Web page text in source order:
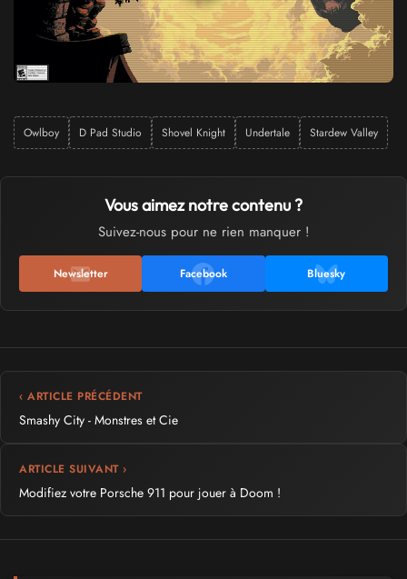
Owlboy D Pad Studio Shovel Knight Undertale Stardew Valley
Vous aimez notre contenu ?
Suivez-nous pour ne rien manquer !
Newsletter Facebook Bluesky
‹ ARTICLE PRÉCÉDENT
Smashy City - Monstres et Cie
ARTICLE SUIVANT ›
Modifiez votre Porsche 911 pour jouer à Doom !